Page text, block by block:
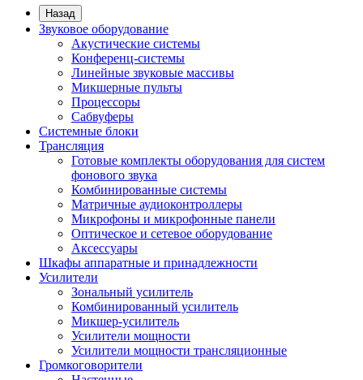
Назад
Звуковое оборудование
Акустические системы
Конференц-системы
Линейные звуковые массивы
Микшерные пульты
Процессоры
Сабвуферы
Системные блоки
Трансляция
Готовые комплекты оборудования для систем
фонового звука
Комбинированные системы
Матричные аудиоконтроллеры
Микрофоны и микрофонные панели
Оптическое и сетевое оборудование
Аксессуары
Шкафы аппаратные и принадлежности
Усилители
Зональный усилитель
Комбинированный усилитель
Микшер-усилитель
Усилители мощности
Усилители мощности трансляционные
Громкоговорители